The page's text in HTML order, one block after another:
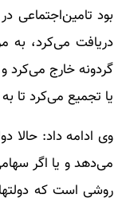
بود تامین‌اجتماعی
دریافت می‌کرد، به
گردونه خارج می‌کرد و
یا تجمیع می‌کرد تا
وی ادامه داد: حالا
می‌دهد و یا اگر
روشی است که دولتها